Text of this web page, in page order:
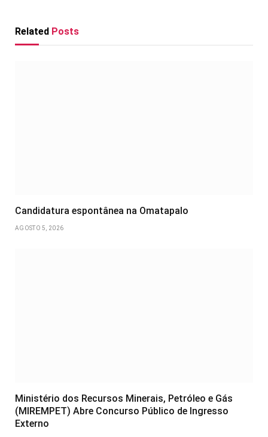
Related Posts
Candidatura espontânea na Omatapalo
AGOSTO 5, 2026
Ministério dos Recursos Minerais, Petróleo e Gás
(MIREMPET) Abre Concurso Público de Ingresso
Externo